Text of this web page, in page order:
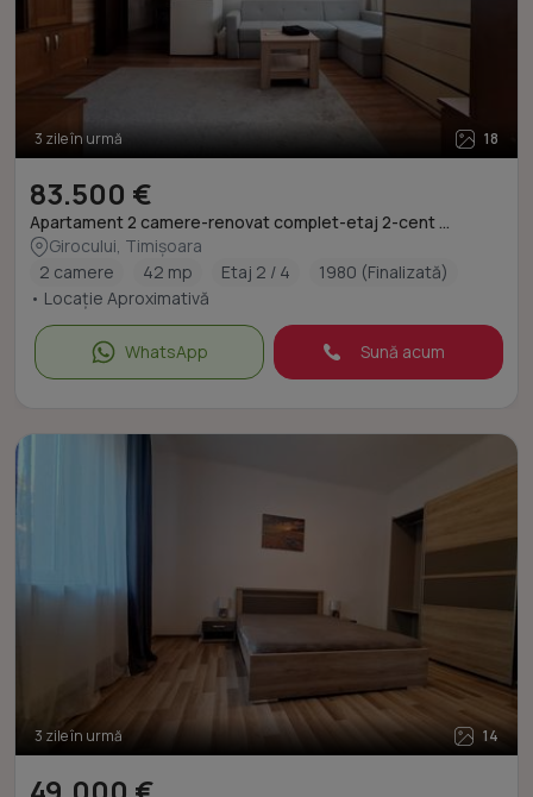
3 zile în urmă 18
83.500 €
Apartament 2 camere-renovat complet-etaj 2-cent ...
Girocului, Timișoara
2 camere
42 mp Etaj 2 / 4
1980 (Finalizată)
• Locație Aproximativă
WhatsApp Sună acum
3 zile în urmă 14